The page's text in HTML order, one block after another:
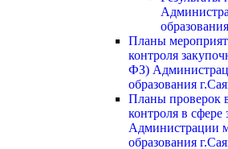
Планы
контроля
ФЗ)
образования
Планы проверок
контроля в
Администрации
образования